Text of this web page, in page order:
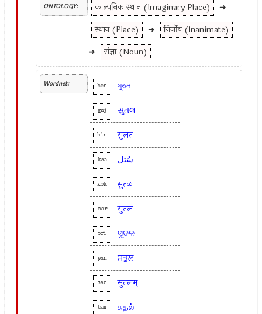
ONTOLOGY: काल्पनिक स्थान (Imaginary Place)
➜
स्थान (Place)
➜
निर्जीव (Inanimate)
➜
संज्ञा (Noun)
Wordnet: ben সুতল
guj સુતલ
hin सुलत
kas سُتل
kok सुतळ
mar सुतल
ori ସୁତଳ
pan ਸਤੁਲ
san सुतलम्
tam சுதல்